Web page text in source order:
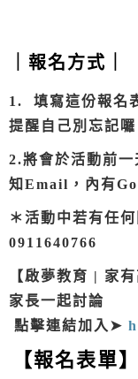
｜報名方式｜
1. 填寫這份報名
提醒自己別忘記囉
2.將會於活動前
知Email，內有
＊活動中若有任
0911640766
【啟夢教育 | 家
家長一起討論
點擊連結加入➤
【報名表單